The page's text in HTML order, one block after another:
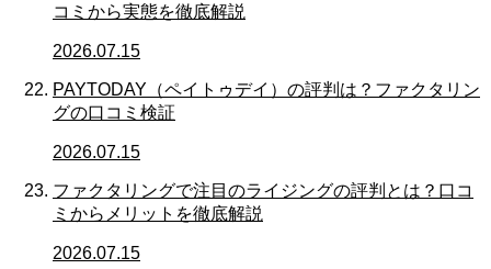
コミから実態を徹底解説
2026.07.15
PAYTODAY（ペイトゥデイ）の評判は？ファクタリン
グの口コミ検証
2026.07.15
ファクタリングで注目のライジングの評判とは？口コ
ミからメリットを徹底解説
2026.07.15